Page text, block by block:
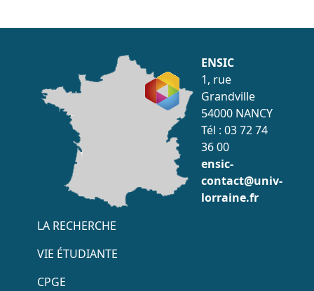
ENSIC
1, rue
Grandville
54000 NANCY
Tél : 03 72 74
36 00
ensic-
contact@univ-
lorraine.fr
Menu accès rapide
LA RECHERCHE
VIE ÉTUDIANTE
CPGE